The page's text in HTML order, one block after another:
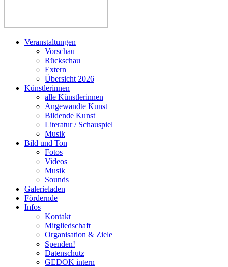
Veranstaltungen
Vorschau
Rückschau
Extern
Übersicht 2026
Künstlerinnen
alle Künstlerinnen
Angewandte Kunst
Bildende Kunst
Literatur / Schauspiel
Musik
Bild und Ton
Fotos
Videos
Musik
Sounds
Galerieladen
Fördernde
Infos
Kontakt
Mitgliedschaft
Organisation & Ziele
Spenden!
Datenschutz
GEDOK intern